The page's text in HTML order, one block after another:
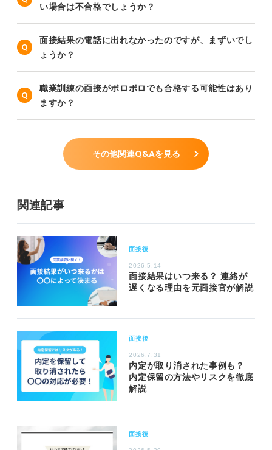
い場合は不合格でしょうか？
面接結果の電話に出れなかったのですが、まずいでし
ょうか？
職業訓練の面接がボロボロでも合格する可能性はあり
ますか？
その他関連Q&Aを見る
関連記事
面接後
2026.5.14
面接結果はいつ来る？ 連絡が
遅くなる理由を元面接官が解説
面接後
2026.7.31
内定が取り消された事例も？
内定保留の方法やリスクを徹底
解説
面接後